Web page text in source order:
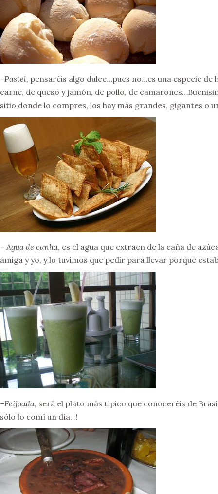
–Pastel, pensaréis algo dulce…pues no…es una especie
carne, de queso y jamón, de pollo, de
sitio donde lo compres, los hay más grandes, gigantes o
– Agua de canha, es el agua que extraen de la caña de
amiga y yo, y lo tuvimos que pedir para llevar porque
–Feijoada, será el plato más típico que conoceréis de
sólo lo comí un día…!